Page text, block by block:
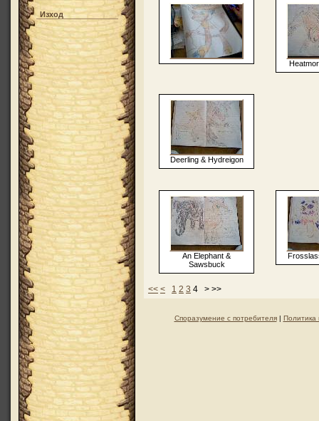
Изход
Deerling & Hydreigon
An Elephant &
Sawsbuck
<< < 1 2 3 4 > >>
Споразумение с потребителя| Политика